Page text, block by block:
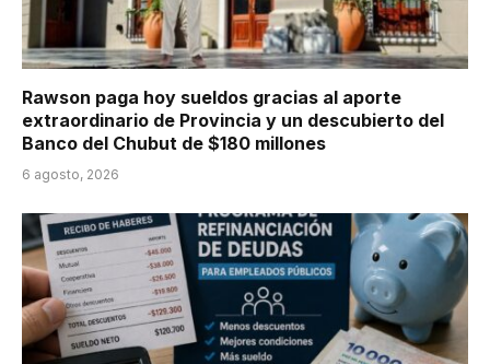
Rawson paga hoy sueldos gracias al aporte
extraordinario de Provincia y un descubierto del
Banco del Chubut de $180 millones
6 agosto, 2026